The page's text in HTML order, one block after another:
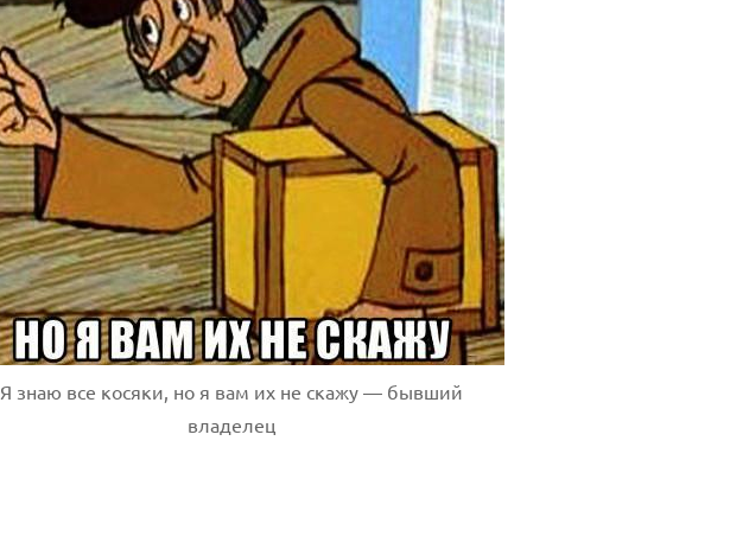
Я знаю все косяки, но я вам их не скажу — бывший
владелец